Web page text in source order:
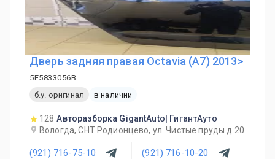
Дверь задняя правая Octavia (A7) 2013>
5E5833056B
б.у. оригинал
в наличии
128 Авторазборка GigantAuto| ГигантАуто
Вологда, СНТ Родионцево, ул. Чистые пруды д.20
(921) 716-75-10 (921) 716-10-20